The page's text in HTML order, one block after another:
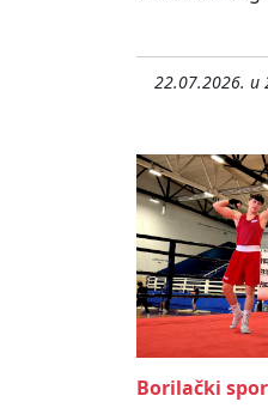
22.07.2026. u
Borilački